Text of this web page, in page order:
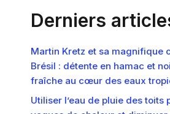
Derniers
Martin Kretz et sa magnifique
Brésil : détente en hamac et
fraîche au cœur des eaux
Utiliser l’eau de pluie des toits